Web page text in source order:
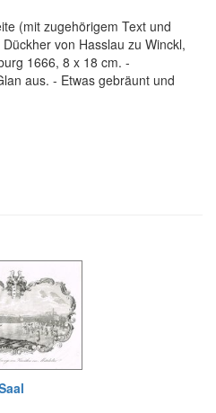
(mit zugehörigem Text und
von Hasslau zu Winckl,
1666, 8 x 18 cm. -
aus. - Etwas gebräunt und